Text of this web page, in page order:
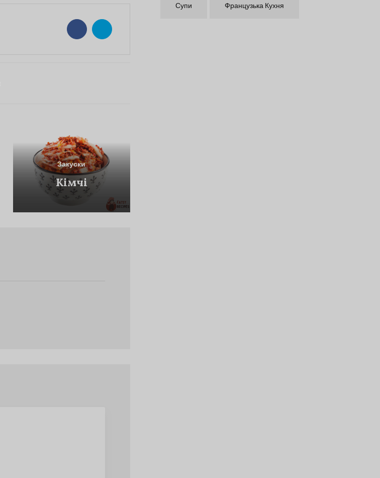
Закуски
Кімчі
Супи Французька Кухня